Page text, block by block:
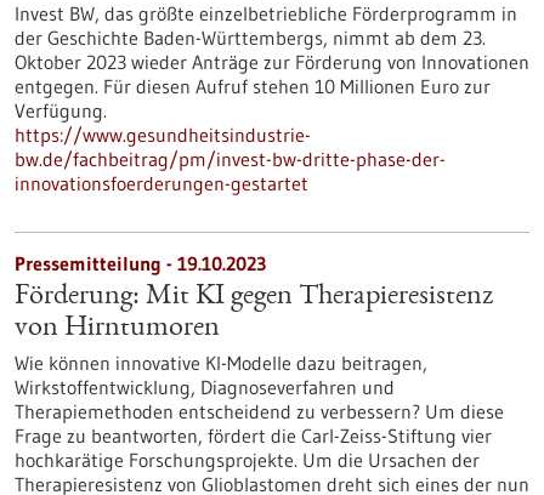
Invest BW, das größte einzelbetriebliche Förderprogramm in
der Geschichte Baden-Württembergs, nimmt ab dem 23.
Oktober 2023 wieder Anträge zur Förderung von Innovationen
entgegen. Für diesen Aufruf stehen 10 Millionen Euro zur
Verfügung.
https://www.gesundheitsindustrie-
bw.de/fachbeitrag/pm/invest-bw-dritte-phase-der-
innovationsfoerderungen-gestartet
Pressemitteilung - 19.10.2023
Förderung: Mit KI gegen Therapieresistenz
von Hirntumoren
Wie können innovative KI-Modelle dazu beitragen,
Wirkstoffentwicklung, Diagnoseverfahren und
Therapiemethoden entscheidend zu verbessern? Um diese
Frage zu beantworten, fördert die Carl-Zeiss-Stiftung vier
hochkarätige Forschungsprojekte. Um die Ursachen der
Therapieresistenz von Glioblastomen dreht sich eines der nun